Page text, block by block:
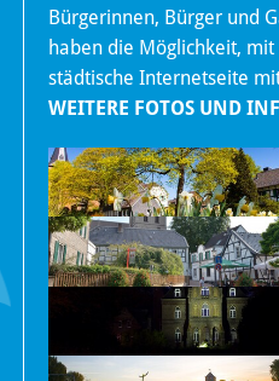
Bürgerinnen, Bürger und
haben die Möglichkeit,
städtische Internetseite
WEITERE FOTOS UND